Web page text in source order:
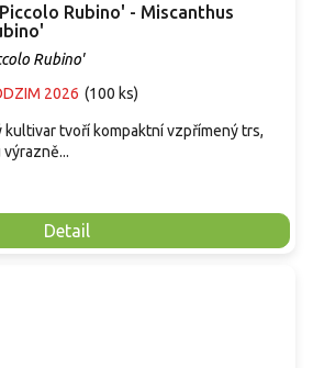
Rubino' - Miscanthus
Rubino'
2026 (100 ks)
Detail
tvoří kompaktní vzpřímený trs,